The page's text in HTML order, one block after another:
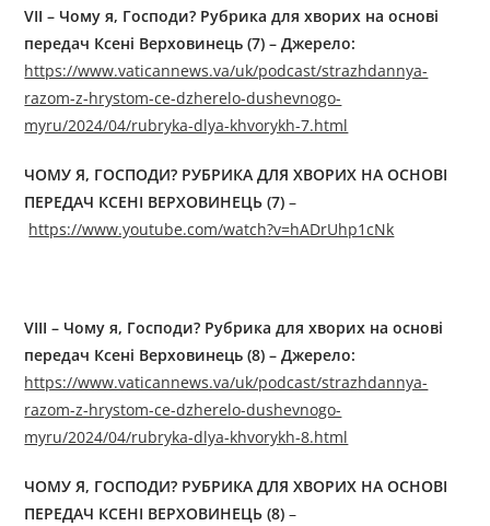
VII – Чому я, Господи? Рубрика для хворих на основі
передач Ксені Верховинець (7) – Джерелo:
https://www.vaticannews.va/uk/podcast/strazhdannya-
razom-z-hrystom-ce-dzherelo-dushevnogo-
myru/2024/04/rubryka-dlya-khvorykh-7.html
ЧОМУ Я, ГОСПОДИ? РУБРИКА ДЛЯ ХВОРИХ НА ОСНОВІ
ПЕРЕДАЧ КСЕНІ ВЕРХОВИНЕЦЬ (7)–
https://www.youtube.com/watch?v=hADrUhp1cNk
VIII – Чому я, Господи? Рубрика для хворих на основі
передач Ксені Верховинець (8) – Джерелo:
https://www.vaticannews.va/uk/podcast/strazhdannya-
razom-z-hrystom-ce-dzherelo-dushevnogo-
myru/2024/04/rubryka-dlya-khvorykh-8.html
ЧОМУ Я, ГОСПОДИ? РУБРИКА ДЛЯ ХВОРИХ НА ОСНОВІ
ПЕРЕДАЧ КСЕНІ ВЕРХОВИНЕЦЬ (8)–